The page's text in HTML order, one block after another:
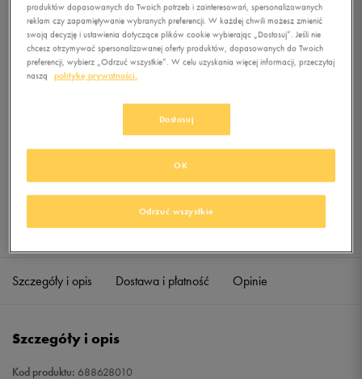
0.0 (0 )
złz Vat
+ 0 PKT WKLUBIE 50 STYLE
Produkt niedostępny
Wybierz rozmiar
S Powiadom o dostępności
Sprawdź dostępność w salonach
Szczegóły i opis Dostawa i płatność Opinie
Szczegóły i opis
Kod produktu: 688628010
produktów dopasowanych do Twoich potrzeb i zainteresowań, spersonalizowanych
reklam czy zapamiętywanie wybranych preferencji. W każdej chwili możesz zmienić
swoją decyzję i ustawienia dotyczące plików cookie wybierając „Dostosuj”. Jeśli nie
chcesz otrzymywać spersonalizowanej oferty produktów, dopasowanych do Twoich
preferencji, wybierz „Odrzuć wszystkie”. W celu uzyskania więcej informacji, przeczytaj
naszą politykę prywatności.
Dostosuj
Odrzuć wszystkie
OK